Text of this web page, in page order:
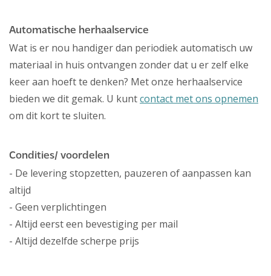
Automatische herhaalservice
Wat is er nou handiger dan periodiek automatisch uw
materiaal in huis ontvangen zonder dat u er zelf elke
keer aan hoeft te denken? Met onze herhaalservice
bieden we dit gemak. U kuntcontact met ons opnemen
om dit kort te sluiten.
Condities/ voordelen
- De levering stopzetten, pauzeren of aanpassen kan
altijd
- Geen verplichtingen
- Altijd eerst een bevestiging per mail
- Altijd dezelfde scherpe prijs